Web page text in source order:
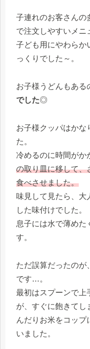
子連れのお客さんの
で注文しやすいメニ
子ども用にやわらか
っくりでした～。
お子様うどんもある
でした◎
お子様クッパはかな
た。
冷めるのに時間がか
の取り皿に移して、
食べさせました。
味見して見たら、大
した味付けでした。
息子には水で薄めた
す。
ただ誤算だったのが、
です…。
最初はスプーンで上
が、すぐに飽きてし
んだりお米をコップ
いました。